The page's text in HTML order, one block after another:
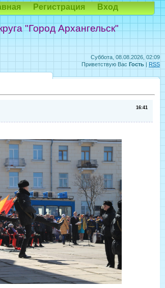
Суббота, 08.08.2026, 02:09
Приветствую Вас Гость | RSS
"Город Архангельск"
Регистрация Вход
16:41